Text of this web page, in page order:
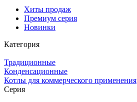
Хиты продаж
Премиум серия
Новинки
Категория
Традиционные
Конденсационные
Котлы для коммерческого применения
Серия